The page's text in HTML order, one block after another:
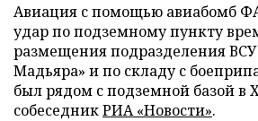
Авиация с помощью авиабомб
удар по подземному пункту
размещения подразделения
Мадьяра» и по складу с
был рядом с подземной базой в
собеседникРИА «Новости».